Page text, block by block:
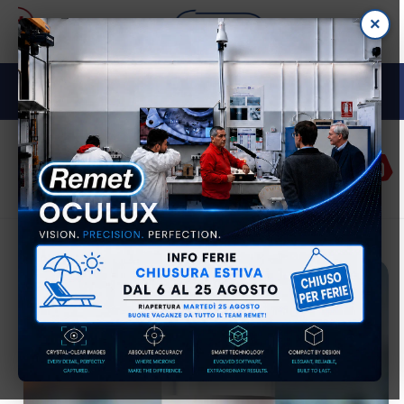
Vai
direttamente
ai contenuti
M E TA L L O G R A F I A
AccediCarrello
Passa alle
informazioni
sul prodotto
×